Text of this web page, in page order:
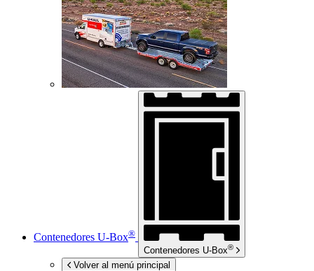
Contenedores U-Box®
Contenedores U-Box®
Volver al menú principal